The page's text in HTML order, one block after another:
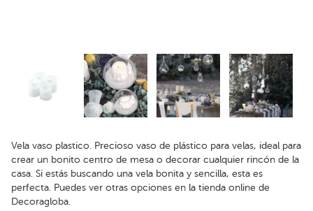
Vela vaso plastico. Precioso vaso de plástico para velas, ideal para
crear un bonito centro de mesa o decorar cualquier rincón de la
casa. Si estás buscando una vela bonita y sencilla, esta es
perfecta. Puedes ver otras opciones en la tienda online de
Decoragloba.